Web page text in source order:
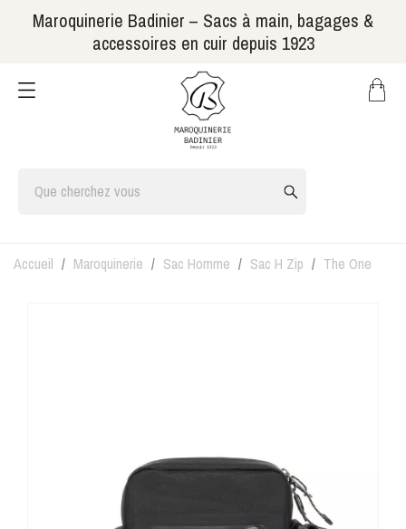
Maroquinerie Badinier – Sacs à main, bagages &
accessoires en cuir depuis 1923
Accueil Maroquinerie Sac Homme Sac H Zip The One